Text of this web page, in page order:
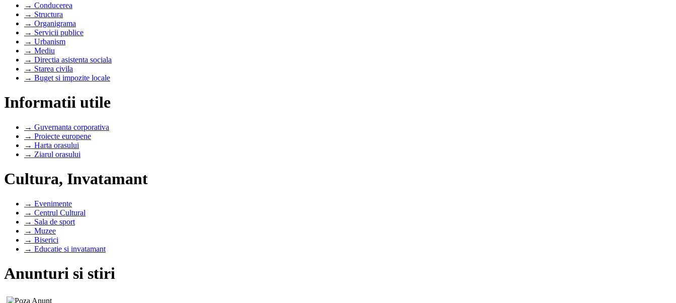
→ Conducerea
→ Structura
→ Organigrama
→ Servicii publice
→ Urbanism
→ Mediu
→ Directia asistenta sociala
→ Starea civila
→ Buget si impozite locale
Informatii utile
→ Guvernanta corporativa
→ Proiecte europene
→ Harta orasului
→ Ziarul orasului
Cultura, Invatamant
→ Evenimente
→ Centrul Cultural
→ Sala de sport
→ Muzee
→ Biserici
→ Educatie si invatamant
Anunturi si stiri